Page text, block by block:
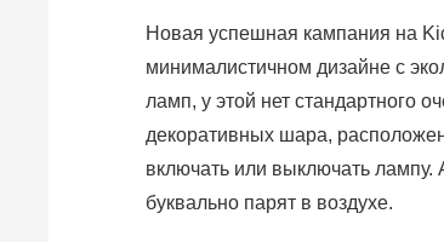
Новая успешная кампания на
минималистичном дизайне с
ламп, у этой нет стандартного
декоративных шара,
включать или выключать
буквально парят в воздухе.